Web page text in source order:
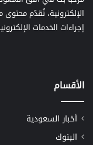
الإلكترونية، نُقدّم
إجراءات الخدمات
الأقسام
أخبار السعودية
البنوك